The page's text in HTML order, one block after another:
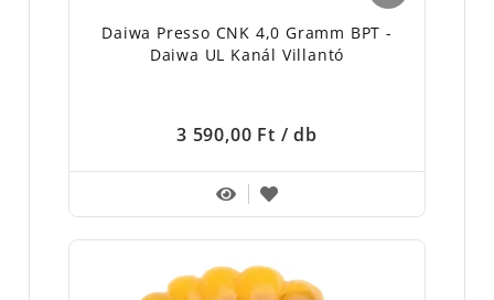
Daiwa Presso CNK 4,0 Gramm BPT -
Daiwa UL Kanál Villantó
3 590,00 Ft / db